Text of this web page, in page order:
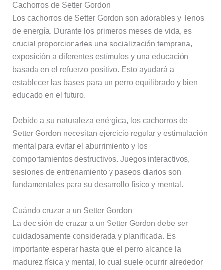
Cachorros de Setter Gordon
Los cachorros de Setter Gordon son adorables y llenos
de energía. Durante los primeros meses de vida, es
crucial proporcionarles una socialización temprana,
exposición a diferentes estímulos y una educación
basada en el refuerzo positivo. Esto ayudará a
establecer las bases para un perro equilibrado y bien
educado en el futuro.
Debido a su naturaleza enérgica, los cachorros de
Setter Gordon necesitan ejercicio regular y estimulación
mental para evitar el aburrimiento y los
comportamientos destructivos. Juegos interactivos,
sesiones de entrenamiento y paseos diarios son
fundamentales para su desarrollo físico y mental.
Cuándo cruzar a un Setter Gordon
La decisión de cruzar a un Setter Gordon debe ser
cuidadosamente considerada y planificada. Es
importante esperar hasta que el perro alcance la
madurez física y mental, lo cual suele ocurrir alrededor